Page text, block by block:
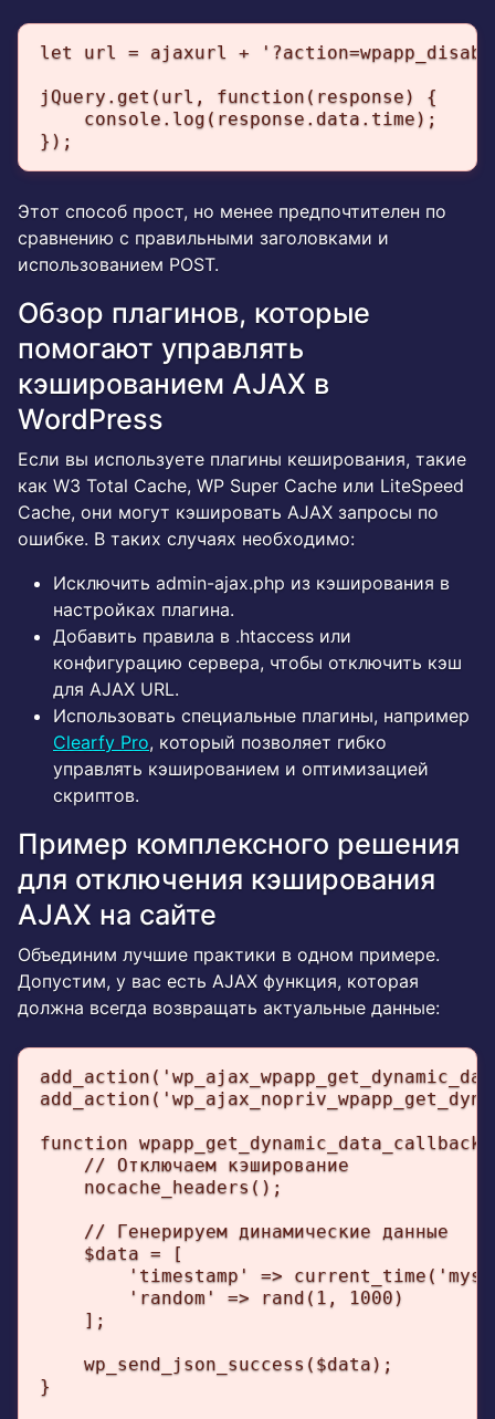
let url = ajaxurl +
jQuery.get(url, function(response) {
    console.log(response.data.time);
});
Этот способ прост, но менее предпочтителен по
сравнению с правильными заголовками и
использованием POST.
Обзор плагинов, которые
помогают управлять
кэшированием AJAX в
WordPress
Если вы используете плагины кеширования, такие
как W3 Total Cache, WP Super Cache или LiteSpeed
Cache, они могут кэшировать AJAX запросы по
ошибке. В таких случаях необходимо:
Исключить admin-ajax.php из кэширования в
настройках плагина.
Добавить правила в .htaccess или
конфигурацию сервера, чтобы отключить кэш
для AJAX URL.
Использовать специальные плагины, например
Clearfy Pro, который позволяет гибко
управлять кэшированием и оптимизацией
скриптов.
Пример комплексного решения
для отключения кэширования
AJAX на сайте
Объединим лучшие практики в одном примере.
Допустим, у вас есть AJAX функция, которая
должна всегда возвращать актуальные данные:
function
    // Отключаем кэширование
    nocache_headers();
    // Генерируем динамические данные
    $data = [
'timestamp' =>
        'random' => rand(1, 1000)
    ];
    wp_send_json_success($data);
}